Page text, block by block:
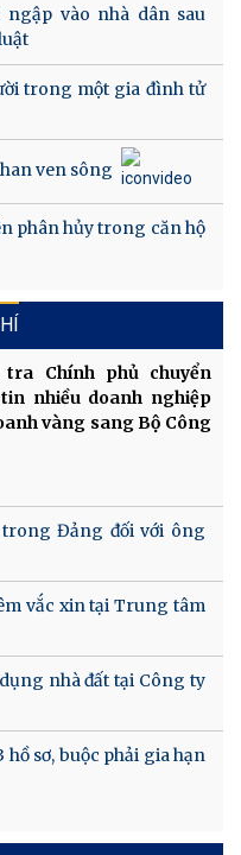
vào nhà dân sau
trong một gia đình tử
ven sông
phân hủy trong căn hộ
tra Chính phủ chuyển
nhiều doanh nghiệp
vàng sang Bộ Công
trong Đảng đối với ông
vắc xin tại Trung tâm
nhà đất tại Công ty
sơ, buộc phải gia hạn